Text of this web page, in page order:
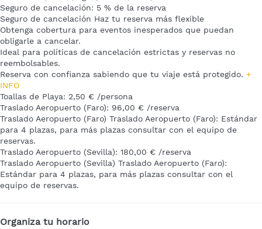
Seguro de cancelación: 5 % de la reserva
Seguro de cancelación Haz tu reserva más flexible
Obtenga cobertura para eventos inesperados que puedan
obligarle a cancelar.
Ideal para políticas de cancelación estrictas y reservas no
reembolsables.
Reserva con confianza sabiendo que tu viaje está protegido. +
INFO
Toallas de Playa: 2,50 € /persona
Traslado Aeropuerto (Faro): 96,00 € /reserva
Traslado Aeropuerto (Faro) Traslado Aeropuerto (Faro): Estándar
para 4 plazas, para más plazas consultar con el equipo de
reservas.
Traslado Aeropuerto (Sevilla): 180,00 € /reserva
Traslado Aeropuerto (Sevilla) Traslado Aeropuerto (Faro):
Estándar para 4 plazas, para más plazas consultar con el
equipo de reservas.
Organiza tu horario